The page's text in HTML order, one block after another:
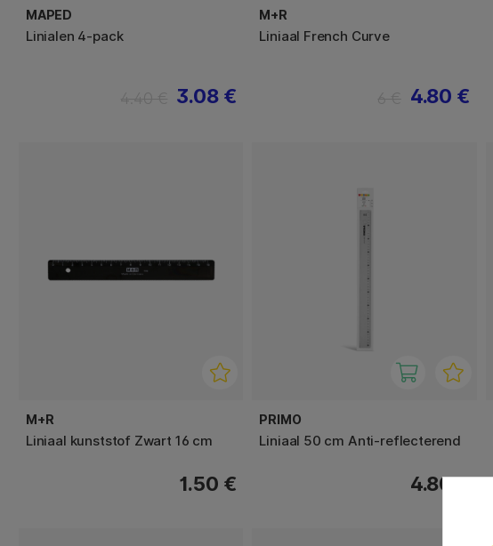
MAPED
Linialen 4-pack
3.08 €
M+R
Liniaal French Curve
4.80 €
M+R
Liniaal kunststof Zwart 16 cm
1.50 €
PRIMO
Liniaal 50 cm Anti-reflecterend
4.80 €